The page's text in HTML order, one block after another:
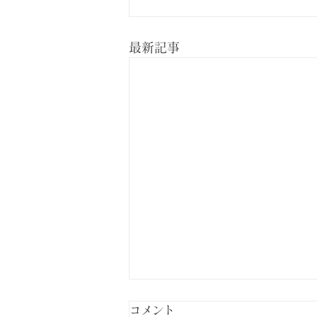
最新記事
コメント